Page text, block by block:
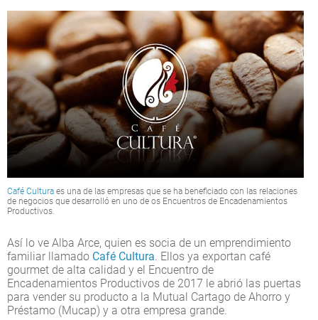
Café Cultura es una de las empresas que se ha beneficiado con las relaciones
de negocios que desarrolló en uno de os Encuentros de Encadenamientos
Productivos.
Así lo ve Alba Arce, quien es socia de un emprendimiento
familiar llamado Café Cultura. Ellos ya exportan café
gourmet de alta calidad y el Encuentro de
Encadenamientos Productivos de 2017 le abrió las puertas
para vender su producto a la Mutual Cartago de Ahorro y
Préstamo (Mucap) y a otra empresa grande.